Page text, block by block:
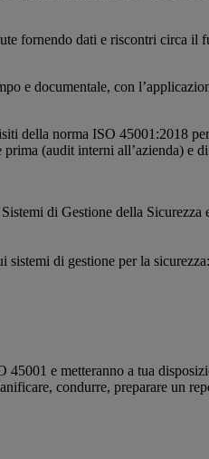
fornendo dati e riscontri circa il
e documentale, con
della norma ISO 45001:2018
(audit interni all’azienda) e
di Gestione della
di gestione per la
e metteranno a tua
condurre, preparare un